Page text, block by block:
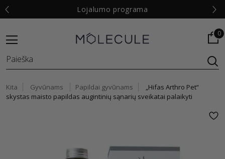
Lojalumo programa
0
Kita Gyvūnams Papildai gyvūnams
„Hifas Arthro Pet“
skystas maisto papildas augintinių sąnarių sveikatai palaikyti